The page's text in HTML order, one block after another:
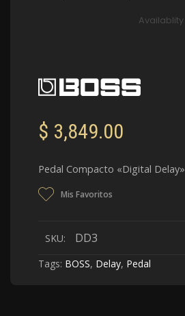
Availablity
$ 3,849.00
Pedal Compacto «Digital Delay»
Mis Favoritos
SKU: DD3
Tags: BOSS, Delay, Pedal